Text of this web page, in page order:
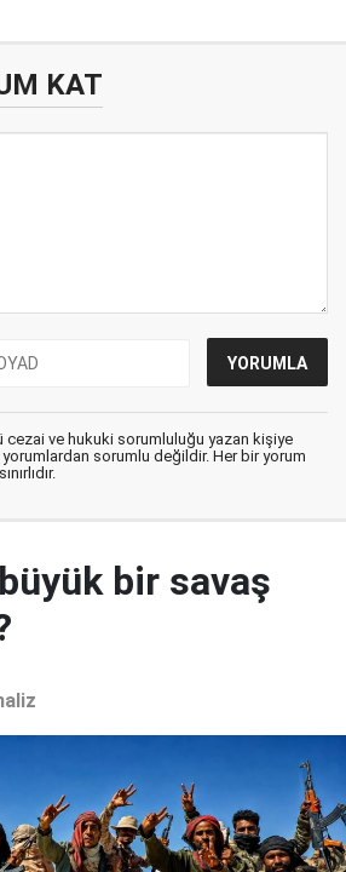
KAT
cezai ve hukuki sorumluluğu yazan kişiye
yorumlardan sorumlu değildir. Her bir yorum
bir savaş